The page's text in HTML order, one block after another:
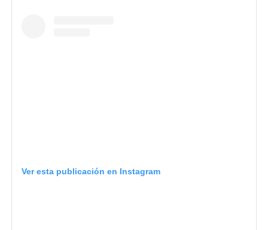
Ver esta publicación en Instagram